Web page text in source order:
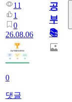
11
1
0
26.08.06
0
댓글
공
부!
📚